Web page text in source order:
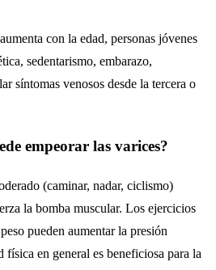
con la edad, personas jóvenes
sedentarismo, embarazo,
síntomas venosos desde la tercera o
empeorar las varices?
(caminar, nadar, ciclismo)
la bomba muscular. Los ejercicios
pueden aumentar la presión
en general es beneficiosa para la